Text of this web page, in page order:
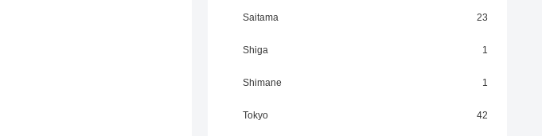
Saitama 23
Shiga 1
Shimane 1
Tokyo 42